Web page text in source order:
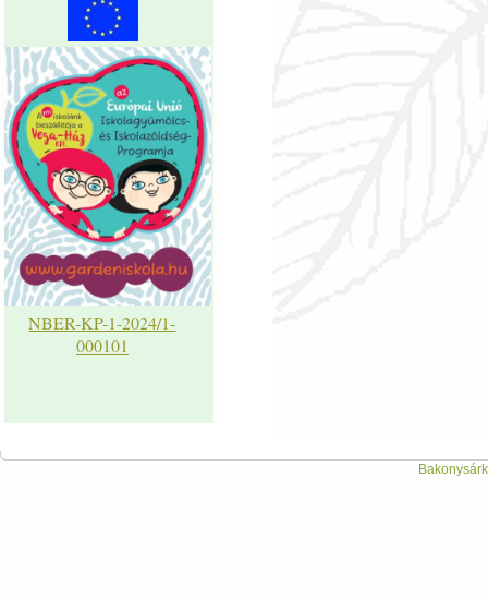
NBER-KP-1-2024/1-
000101